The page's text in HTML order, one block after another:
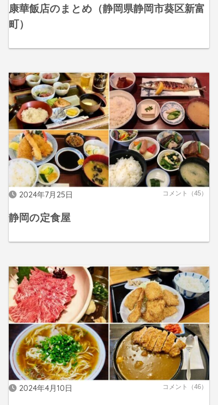
康華飯店のまとめ（静岡県静岡市葵区新富
町）
2024年7月25日 コメント（45）
静岡の定食屋
2024年4月10日 コメント（46）